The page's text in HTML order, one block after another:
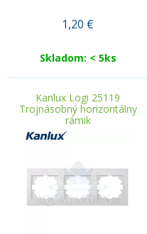
1,20 €
Skladom: < 5ks
Kanlux Logi 25119
Trojnásobný horizontálny
rámik